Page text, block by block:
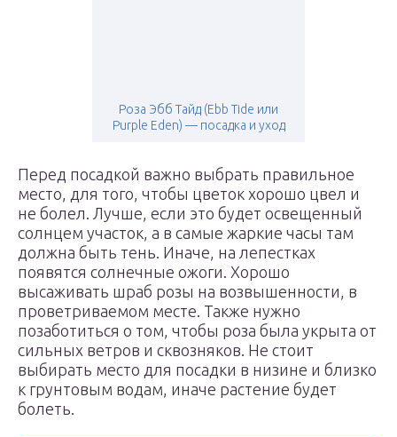
Роза Эбб Тайд (Ebb Tide или
Purple Eden) — посадка и уход
Перед посадкой важно выбрать правильное
место, для того, чтобы цветок хорошо цвел и
не болел. Лучше, если это будет освещенный
солнцем участок, а в самые жаркие часы там
должна быть тень. Иначе, на лепестках
появятся солнечные ожоги. Хорошо
высаживать шраб розы на возвышенности, в
проветриваемом месте. Также нужно
позаботиться о том, чтобы роза была укрыта от
сильных ветров и сквозняков. Не стоит
выбирать место для посадки в низине и близко
к грунтовым водам, иначе растение будет
болеть.